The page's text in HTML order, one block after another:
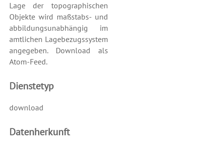
Lage der topographischen
Objekte wird maßstabs- und
abbildungsunabhängig im
amtlichen Lagebezugssystem
angegeben. Download als
Atom-Feed.
Dienstetyp
download
Datenherkunft